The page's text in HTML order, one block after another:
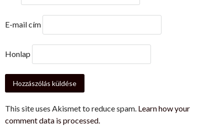
E-mail cím
Honlap
This site uses Akismet to reduce spam. Learn how your
comment data is processed.